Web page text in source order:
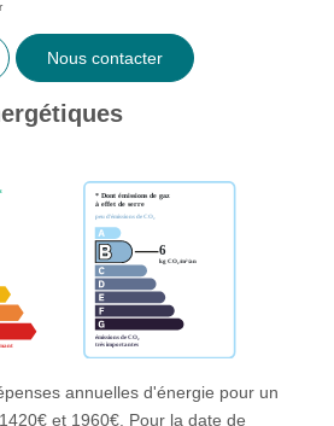
Nous contacter
annuelles d'énergie pour un
et 1960€. Pour la date de